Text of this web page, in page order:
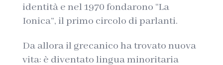
identità e nel 1970 fondarono “La
Ionica”, il primo circolo di parlanti.
Da allora il grecanico ha trovato nuova
vita: è diventato lingua minoritaria